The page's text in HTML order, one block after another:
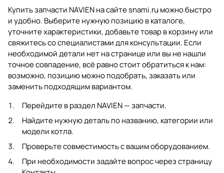
Купить запчасти NAVIEN на сайтеsnami.ru можно быстро
и удобно. Выберите нужную позицию в каталоге,
уточните характеристики, добавьте товар в корзину или
свяжитесь со специалистами для консультации. Если
необходимой детали нет на странице или вы не нашли
точное совпадение, всё равно стоит обратиться к нам:
возможно, позицию можно подобрать, заказать или
заменить подходящим вариантом.
Перейдите в раздел NAVIEN — запчасти.
Найдите нужную деталь по названию, категории или
модели котла.
Проверьте совместимость с вашим оборудованием.
При необходимости задайте вопрос через страницу